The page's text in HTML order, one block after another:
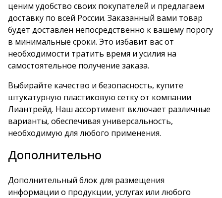
ценим удобство своих покупателей и предлагаем
доставку по всей России. Заказанный вами товар
будет доставлен непосредственно к вашему порогу
в минимальные сроки. Это избавит вас от
необходимости тратить время и усилия на
самостоятельное получение заказа.
Выбирайте качество и безопасность, купите
штукатурную пластиковую сетку от компании
Лиантрейд. Наш ассортимент включает различные
варианты, обеспечивая универсальность,
необходимую для любого применения.
Дополнительно
Дополнительный блок для размещения
информации о продукции, услугах или любого